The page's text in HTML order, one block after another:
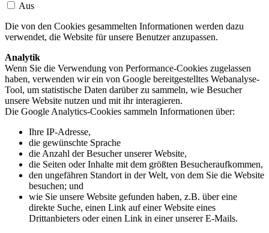
Aus
Die von den Cookies gesammelten Informationen werden dazu
verwendet, die Website für unsere Benutzer anzupassen.
Analytik
Wenn Sie die Verwendung von Performance-Cookies zugelassen
haben, verwenden wir ein von Google bereitgestelltes Webanalyse-
Tool, um statistische Daten darüber zu sammeln, wie Besucher
unsere Website nutzen und mit ihr interagieren.
Die Google Analytics-Cookies sammeln Informationen über:
Ihre IP-Adresse,
die gewünschte Sprache
die Anzahl der Besucher unserer Website,
die Seiten oder Inhalte mit dem größten Besucheraufkommen,
den ungefähren Standort in der Welt, von dem Sie die Website
besuchen; und
wie Sie unsere Website gefunden haben, z.B. über eine
direkte Suche, einen Link auf einer Website eines
Drittanbieters oder einen Link in einer unserer E-Mails.